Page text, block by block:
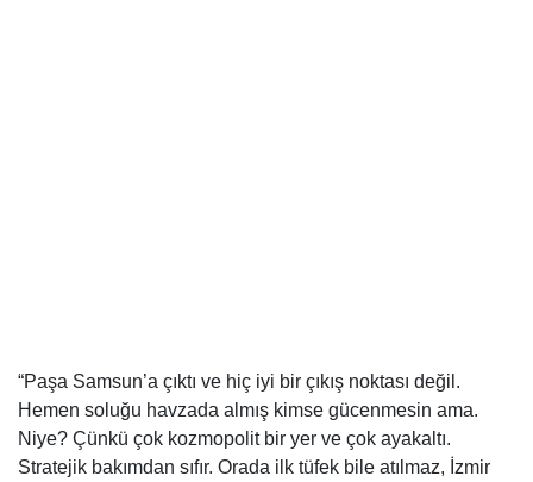
“Paşa Samsun’a çıktı ve hiç iyi bir çıkış noktası değil.
Hemen soluğu havzada almış kimse gücenmesin ama.
Niye? Çünkü çok kozmopolit bir yer ve çok ayakaltı.
Stratejik bakımdan sıfır. Orada ilk tüfek bile atılmaz, İzmir